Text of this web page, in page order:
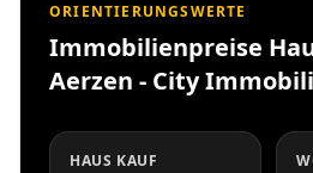
ORIENTIERUNGSWERTE
Immobilienpreise
Aerzen - City
HAUS KAUF